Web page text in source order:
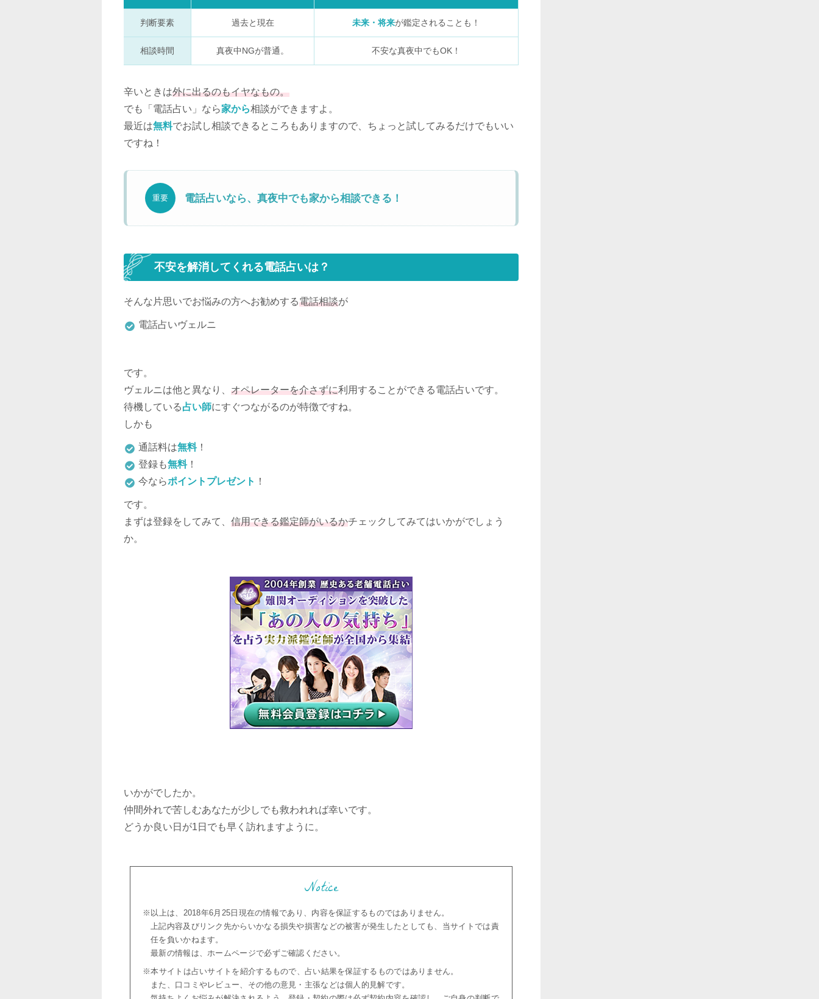
判断要素 過去と現在 未来・将来が鑑定されることも！
相談時間 真夜中NGが普通。 不安な真夜中でもOK！
辛いときは外に出るのもイヤなもの。
でも「電話占い」なら家から相談ができますよ。
最近は無料でお試し相談できるところもありますので、ちょっと試してみるだけでもいい
ですね！
重要 電話占いなら、真夜中でも家から相談できる！
不安を解消してくれる電話占いは？
そんな片思いでお悩みの方へお勧めする電話相談が
電話占いヴェルニ
です。
ヴェルニは他と異なり、 オペレーターを介さずに利用することができる電話占いです。
待機している占い師にすぐつながるのが特徴ですね。
しかも
通話料は無料！
登録も無料！
今ならポイントプレゼント ！
です。
まずは登録をしてみて、 信用できる鑑定師がいるかチェックしてみてはいかがでしょう
か。
いかがでしたか。
仲間外れで苦しむあなたが少しでも救われれば幸いです。
どうか良い日が1日でも早く訪れますように。
Notice
※以上は、2018年6月25日現在の情報であり、内容を保証するものではありません。
上記内容及びリンク先からいかなる損失や損害などの被害が発生したとしても、当サイトでは責
任を負いかねます。
最新の情報は、ホームページで必ずご確認ください。
※本サイトは占いサイトを紹介するもので、占い結果を保証するものではありません。
また、口コミやレビュー、その他の意見・主張などは個人的見解です。